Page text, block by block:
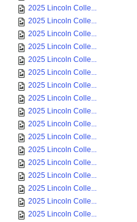
2025 Lincoln Colle...
2025 Lincoln Colle...
2025 Lincoln Colle...
2025 Lincoln Colle...
2025 Lincoln Colle...
2025 Lincoln Colle...
2025 Lincoln Colle...
2025 Lincoln Colle...
2025 Lincoln Colle...
2025 Lincoln Colle...
2025 Lincoln Colle...
2025 Lincoln Colle...
2025 Lincoln Colle...
2025 Lincoln Colle...
2025 Lincoln Colle...
2025 Lincoln Colle...
2025 Lincoln Colle...